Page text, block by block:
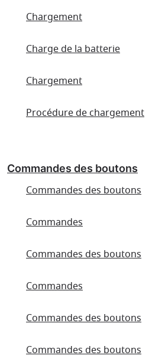
Chargement
Charge de la batterie
Chargement
Procédure de chargement
Commandes des boutons
Commandes des boutons
Commandes
Commandes des boutons
Commandes
Commandes des boutons
Commandes des boutons